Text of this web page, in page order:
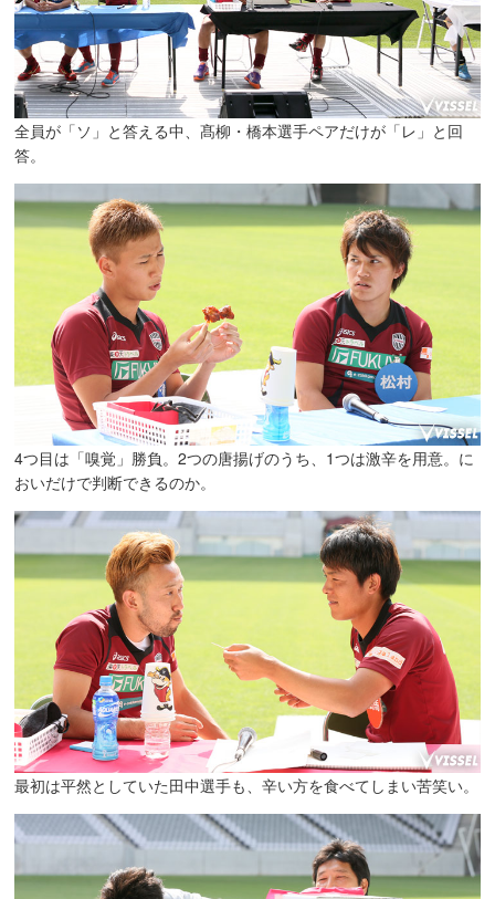
全員が「ソ」と答える中、髙柳・橋本選手ペアだけが「レ」と回
答。
4つ目は「嗅覚」勝負。2つの唐揚げのうち、1つは激辛を用意。に
おいだけで判断できるのか。
最初は平然としていた田中選手も、辛い方を食べてしまい苦笑い。